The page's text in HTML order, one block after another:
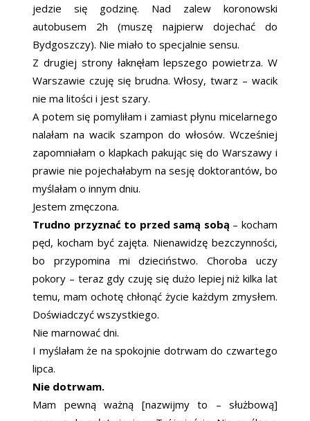
jedzie się godzinę. Nad zalew koronowski
autobusem 2h (muszę najpierw dojechać do
Bydgoszczy). Nie miało to specjalnie sensu.
Z drugiej strony łaknęłam lepszego powietrza. W
Warszawie czuję się brudna. Włosy, twarz – wacik
nie ma litości i jest szary.
A potem się pomyliłam i zamiast płynu micelarnego
nalałam na wacik szampon do włosów. Wcześniej
zapomniałam o klapkach pakując się do Warszawy i
prawie nie pojechałabym na sesję doktorantów, bo
myślałam o innym dniu.
Jestem zmęczona.
Trudno przyznać to przed samą sobą – kocham
pęd, kocham być zajęta. Nienawidzę bezczynności,
bo przypomina mi dzieciństwo. Choroba uczy
pokory – teraz gdy czuję się dużo lepiej niż kilka lat
temu, mam ochotę chłonąć życie każdym zmysłem.
Doświadczyć wszystkiego.
Nie marnować dni.
I myślałam że na spokojnie dotrwam do czwartego
lipca.
Nie dotrwam.
Mam pewną ważną [nazwijmy to – służbową]